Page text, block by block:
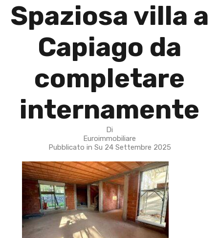
Spaziosa villa a
Capiago da
completare
internamente
Di
Euroimmobiliare
Pubblicato in Su 24 Settembre 2025